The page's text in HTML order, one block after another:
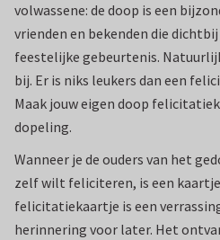
volwassene: de doop is een
vrienden en bekenden die
feestelijke gebeurtenis.
bij. Er is niks leukers dan een
Maak jouw eigen doop
dopeling.
Wanneer je de ouders van het
zelf wilt feliciteren, is een kaartje
felicitatiekaartje is een
herinnering voor later. Het